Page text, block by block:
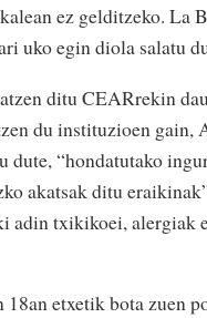
ez gelditzeko. La
uko egin diola salatu
ditu CEARrekin
du instituzioen
dute, “hondatutako
akatsak ditu
adin txikikoei, alergiak
etxetik bota zuen